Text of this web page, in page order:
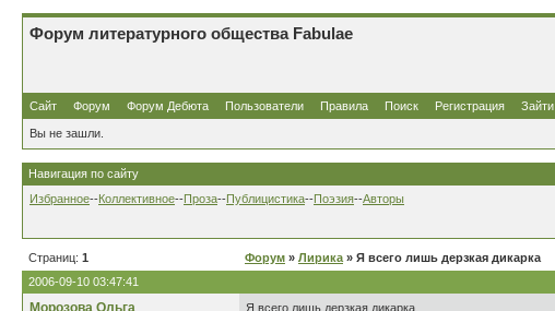
Форум литературного общества Fabulae
Сайт Форум Форум Дебюта Пользователи Правила Поиск Регистрация Зайти
Вы не зашли.
Навигация по сайту
Избранное--Коллективное--Проза--Публицистика--Поэзия--Авторы
Страниц: 1 Форум » Лирика » Я всего лишь дерзкая дикарка
2006-09-10 03:47:41
Морозова Ольга
Я всего лишь дерзкая дикарка,